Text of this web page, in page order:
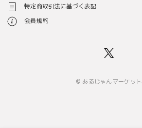
特定商取引法に基づく表記
会員規約
© あるじゃんマーケット